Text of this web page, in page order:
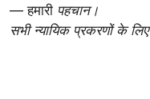
— हमारी पहचान।
सभी न्यायिक प्रकरणों के लिए